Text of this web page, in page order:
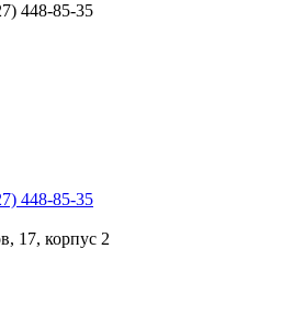
448-85-35
448-85-35
17, корпус 2